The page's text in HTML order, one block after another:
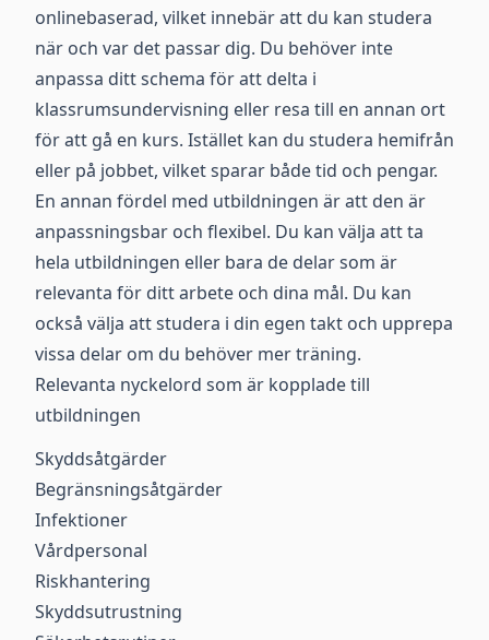
onlinebaserad, vilket innebär att du kan studera
när och var det passar dig. Du behöver inte
anpassa ditt schema för att delta i
klassrumsundervisning eller resa till en annan ort
för att gå en kurs. Istället kan du studera hemifrån
eller på jobbet, vilket sparar både tid och pengar.
En annan fördel med utbildningen är att den är
anpassningsbar och flexibel. Du kan välja att ta
hela utbildningen eller bara de delar som är
relevanta för ditt arbete och dina mål. Du kan
också välja att studera i din egen takt och upprepa
vissa delar om du behöver mer träning.
Relevanta nyckelord som är kopplade till
utbildningen
Skyddsåtgärder
Begränsningsåtgärder
Infektioner
Vårdpersonal
Riskhantering
Skyddsutrustning